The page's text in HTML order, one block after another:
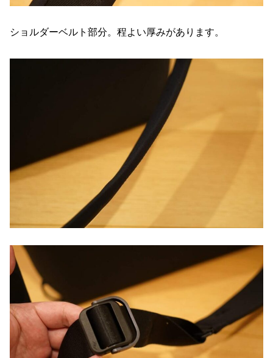
ショルダーベルト部分。程よい厚みがあります。